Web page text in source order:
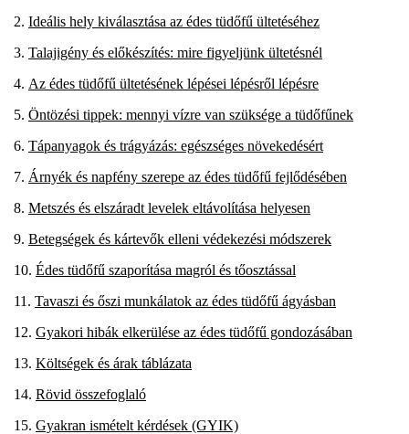
Ideális hely kiválasztása az édes tüdőfű ültetéséhez
Talajigény és előkészítés: mire figyeljünk ültetésnél
Az édes tüdőfű ültetésének lépései lépésről lépésre
Öntözési tippek: mennyi vízre van szüksége a tüdőfűnek
Tápanyagok és trágyázás: egészséges növekedésért
Árnyék és napfény szerepe az édes tüdőfű fejlődésében
Metszés és elszáradt levelek eltávolítása helyesen
Betegségek és kártevők elleni védekezési módszerek
Édes tüdőfű szaporítása magról és tőosztással
Tavaszi és őszi munkálatok az édes tüdőfű ágyásban
Gyakori hibák elkerülése az édes tüdőfű gondozásában
Költségek és árak táblázata
Rövid összefoglaló
Gyakran ismételt kérdések (GYIK)